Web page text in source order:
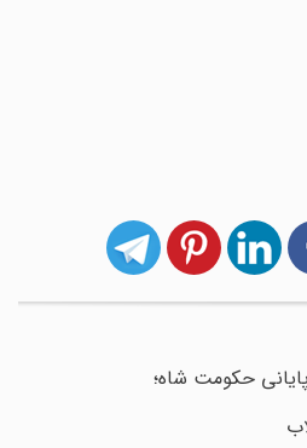
حکومت شاه؛